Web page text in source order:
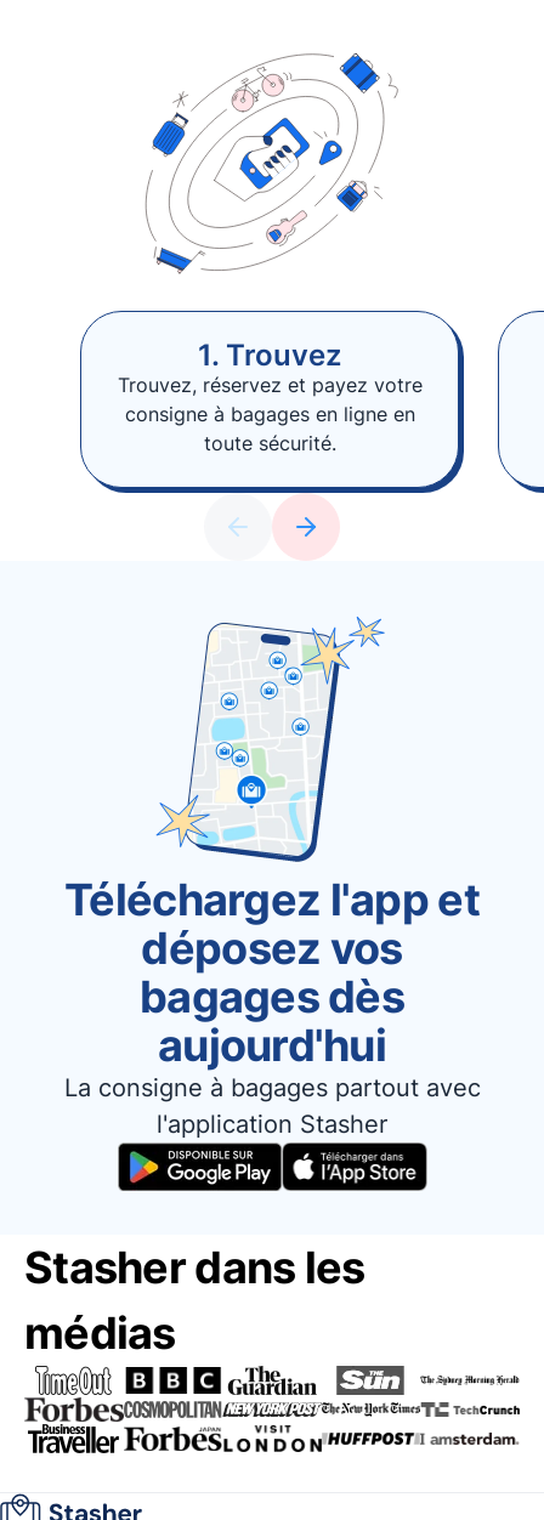
1. Trouvez
Trouvez, réservez et payez votre
consigne à bagages en ligne en
toute sécurité.
Téléchargez l'app et
déposez vos
bagages dès
aujourd'hui
La consigne à bagages partout avec
l'application Stasher
Stasher dans les
médias